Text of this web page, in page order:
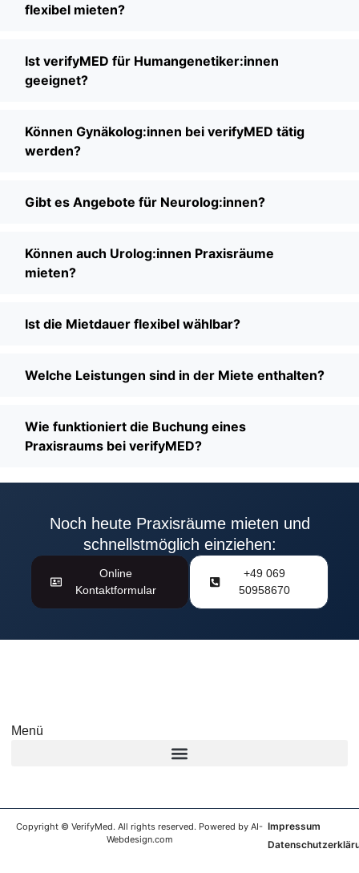
flexibel mieten?
Ist verifyMED für Humangenetiker:innen
geeignet?
Können Gynäkolog:innen bei verifyMED tätig
werden?
Gibt es Angebote für Neurolog:innen?
Können auch Urolog:innen Praxisräume
mieten?
Ist die Mietdauer flexibel wählbar?
Welche Leistungen sind in der Miete enthalten?
Wie funktioniert die Buchung eines
Praxisraums bei verifyMED?
Noch heute Praxisräume mieten und
schnellstmöglich einziehen:
Online
Kontaktformular
+49 069
50958670
Menü
Copyright © VerifyMed. All rights reserved. Powered by AI-
Webdesign.com
Impressum